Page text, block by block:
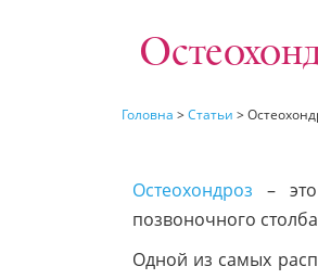
Головна >Статьи >
Остеохондроз – это
позвоночного
Одной из самых